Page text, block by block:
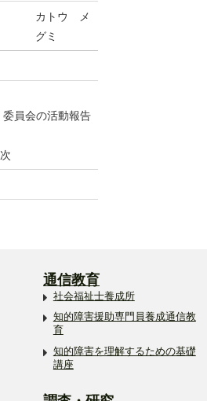
カトウ メ
グミ
委員会の活動報告
通信教育
社会福祉士養成所
知的障害援助専門員養成通信教
育
知的障害を理解するための基礎
講座